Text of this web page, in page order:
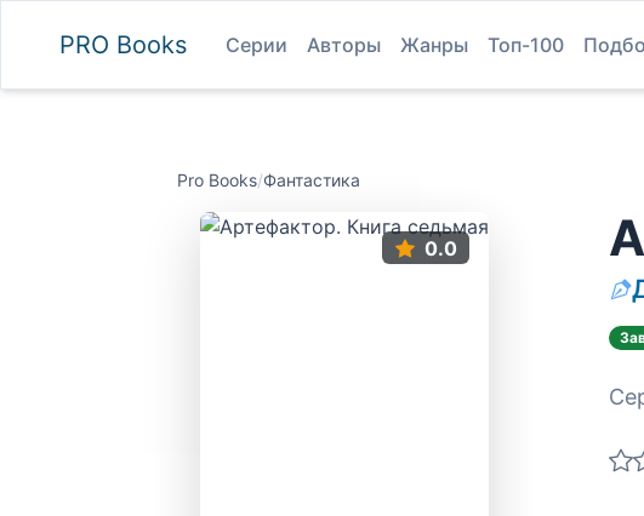
PRO Books Серии Авторы Жанры Топ-100
Pro Books/Фантастика
0.0